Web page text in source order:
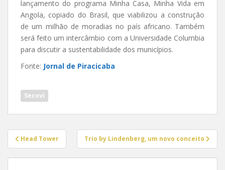
lançamento do programa Minha Casa, Minha Vida em
Angola, copiado do Brasil, que viabilizou a construção
de um milhão de moradias no país africano. Também
será feito um intercâmbio com a Universidade Columbia
para discutir a sustentabilidade dos municípios.
Fonte: Jornal de Piracicaba
Secovi
Navegação
de
Post
Head Tower Trio by Lindenberg, um novo conceito